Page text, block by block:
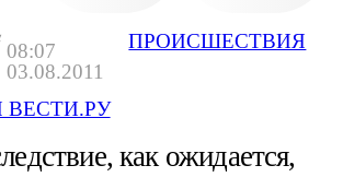
08:07
03.08.2011
ВЕСТИ.РУ
ПРОИСШЕСТВИЯ
как ожидается,